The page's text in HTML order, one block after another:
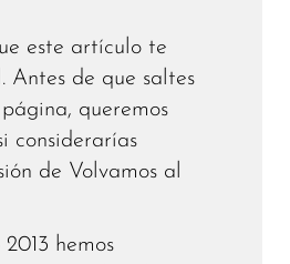
este artículo te
Antes de que saltes
queremos
considerarías
de Volvamos al
hemos